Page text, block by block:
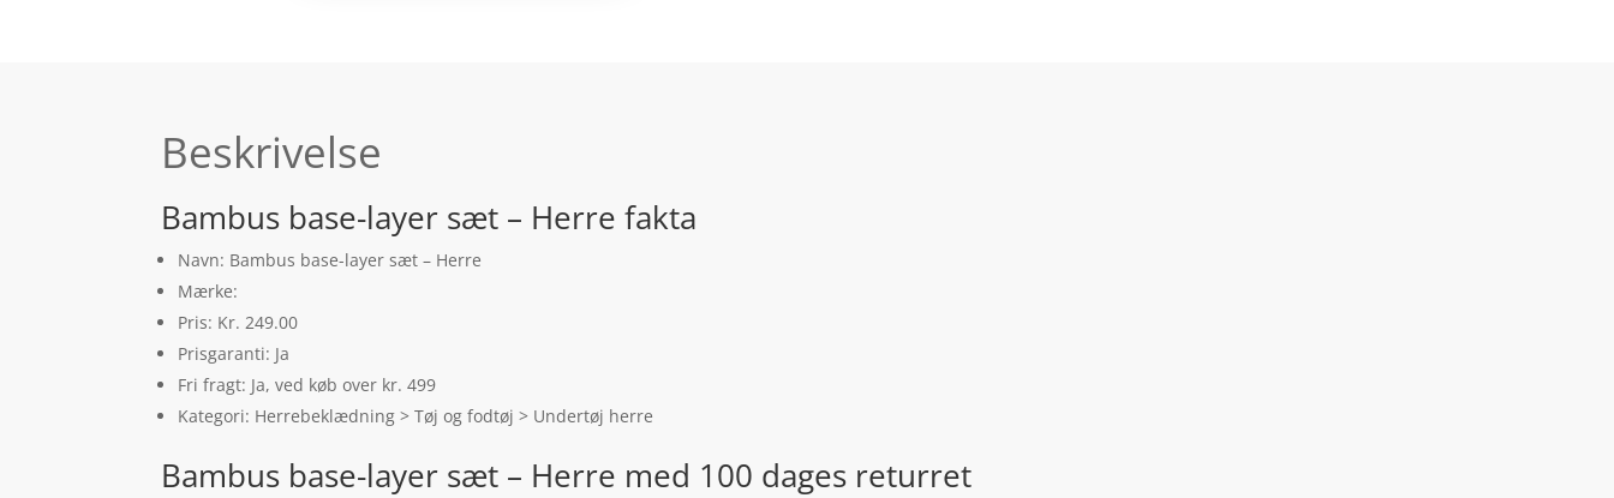
Beskrivelse
Bambus base-layer sæt – Herre fakta
Navn: Bambus base-layer sæt – Herre
Mærke:
Pris: Kr. 249.00
Prisgaranti: Ja
Fri fragt: Ja, ved køb over kr. 499
Kategori: Herrebeklædning > Tøj og fodtøj > Undertøj herre
Bambus base-layer sæt – Herre med 100 dages returret